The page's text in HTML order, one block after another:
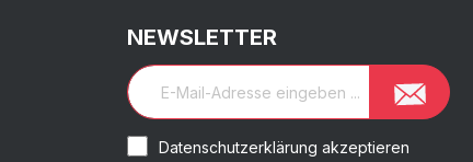
NEWSLETTER
Datenschutzerklärung akzeptieren